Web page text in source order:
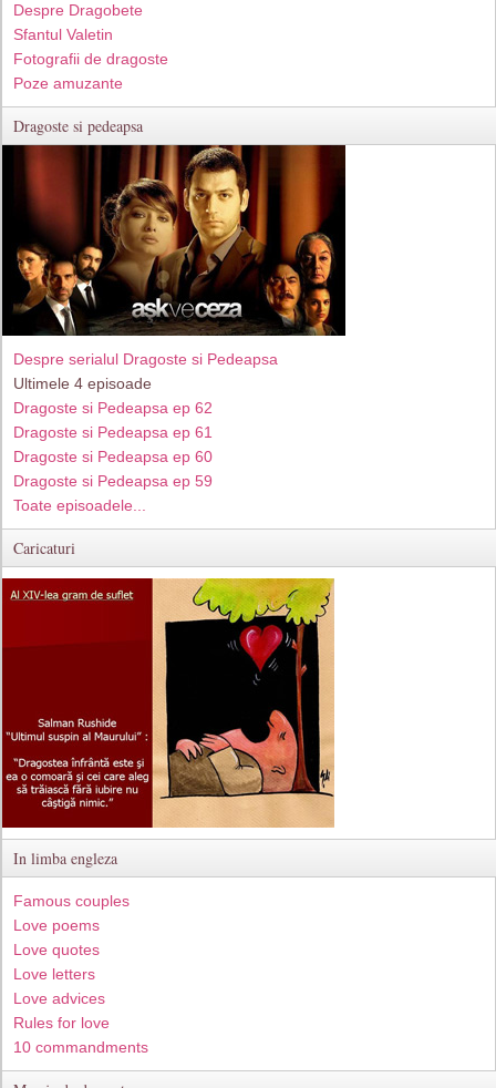
Despre Dragobete
Sfantul Valetin
Fotografii de dragoste
Poze amuzante
Dragoste si pedeapsa
Despre serialul Dragoste si Pedeapsa
Ultimele 4 episoade
Dragoste si Pedeapsa ep 62
Dragoste si Pedeapsa ep 61
Dragoste si Pedeapsa ep 60
Dragoste si Pedeapsa ep 59
Toate episoadele...
Caricaturi
In limba engleza
Famous couples
Love poems
Love quotes
Love letters
Love advices
Rules for love
10 commandments